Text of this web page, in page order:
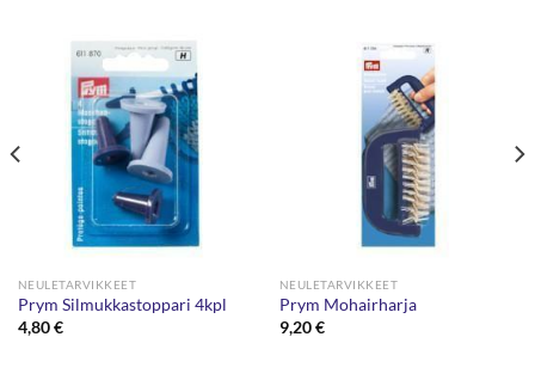
NEULETARVIKKEET
Prym Silmukkastoppari 4kpl
4,80€
NEULETARVIKKEET
Prym Mohairharja
9,20€